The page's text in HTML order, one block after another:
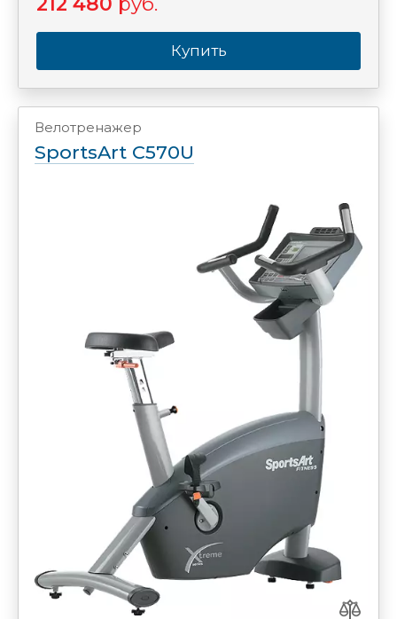
Купить
Велотренажер
SportsArt C570U